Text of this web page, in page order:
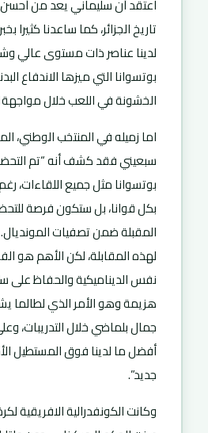
اعتقد أن سليماني يعد من
تاريخ الجزائر، كما ساعدنا كثيرا
لدينا عناصر ذات مستوى عالي
بوتسوانا التي ميزها الاندفاع
الخشونة في اللعب خلال مواجهة
اما زميله في المنتخب الوطني،
سبعيني فقد كشف أنه “تم
بوتسوانا مثل جميع اللقاءات،
بكل قوانا، بل ستكون فرصة
المقبلة ضمن تصفيات
لهذه المقابلة، لكن الأهم هو
نفس الديناميكية والحفاظ على
هزيمة وهو الأمر الذي لطالما
جمال بلماضي خلال التدريبات،
أفضل ما لدينا فوق المستطيل
جديد”.
وكانت الكونفدرالية الافريقية